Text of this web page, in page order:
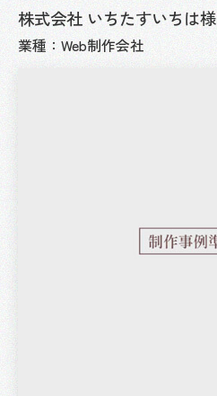
株式会社 いちたすいちは様
業種：Web制作会社